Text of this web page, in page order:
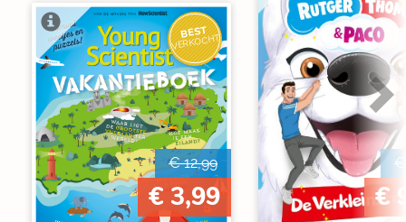
BEST
VERKOCHT
€ 12,99
€ 3,99
€
€